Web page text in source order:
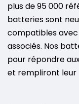
plus de 95 000
batteries sont
compatibles avec
associés. Nos
pour répondre
et rempliront leur